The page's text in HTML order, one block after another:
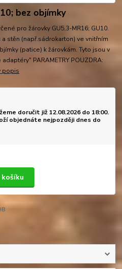
bez objímky
pro žárovky GU5,3-MR16; GU10.
stěn (např.sádrokarton) ve vnitřním
(patice) k žárovkám. Tyto jsou v
PARAMETRY POUZDRA:
popis
doručit již 12.08.2026 do 18:00.
objednáte nejpozději dnes do